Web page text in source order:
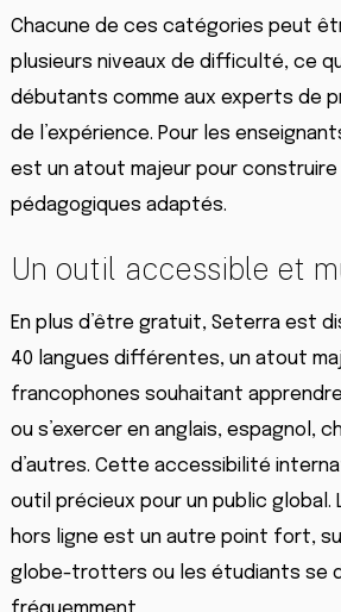
Chacune de ces catégories peut
plusieurs niveaux de difficulté, ce
débutants comme aux experts de
de l’expérience. Pour les
est un atout majeur pour
pédagogiques adaptés.
Un outil accessible et
En plus d’être gratuit, Seterra est
40 langues différentes, un atout
francophones souhaitant
ou s’exercer en anglais, espagnol,
d’autres. Cette accessibilité
outil précieux pour un public
hors ligne est un autre point fort,
globe-trotters ou les étudiants se